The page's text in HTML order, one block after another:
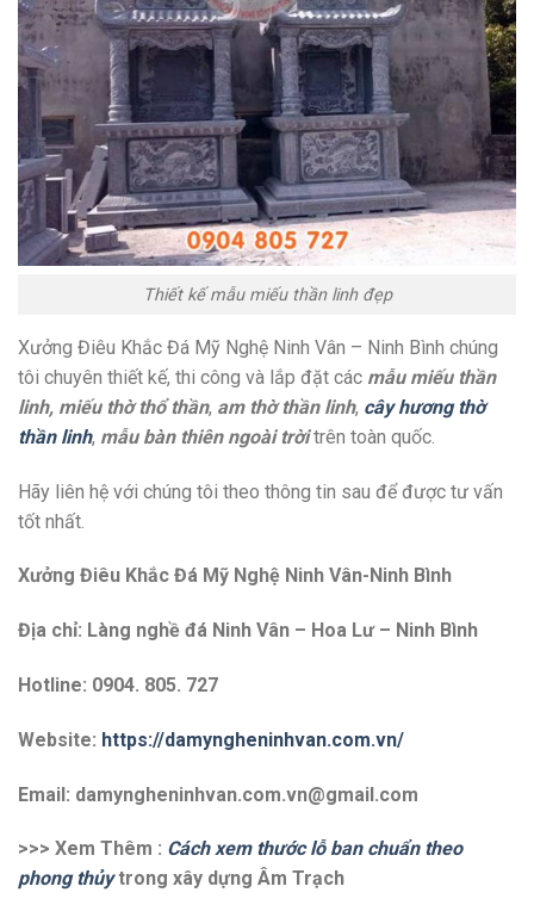
Thiết kế mẫu miếu thần linh đẹp
Xưởng Điêu Khắc Đá Mỹ Nghệ Ninh Vân – Ninh Bình chúng
tôi chuyên thiết kế, thi công và lắp đặt các mẫu miếu thần
linh, miếu thờ thổ thần, am thờ thần linh, cây hương thờ
thần linh, mẫu bàn thiên ngoài trờitrên toàn quốc.
Hãy liên hệ với chúng tôi theo thông tin sau để được tư vấn
tốt nhất.
Xưởng Điêu Khắc Đá Mỹ Nghệ Ninh Vân-Ninh Bình
Địa chỉ: Làng nghề đá Ninh Vân – Hoa Lư – Ninh Bình
Hotline: 0904. 805. 727
Website: https://damyngheninhvan.com.vn/
Email: damyngheninhvan.com.vn@gmail.com
>>> Xem Thêm : Cách xem thước lỗ ban chuẩn theo
phong thủy trong xây dựng Âm Trạch